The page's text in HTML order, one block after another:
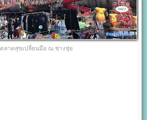
ตลาดสุขเปลี่ยนมือ ณ.ช่างชุ่ย